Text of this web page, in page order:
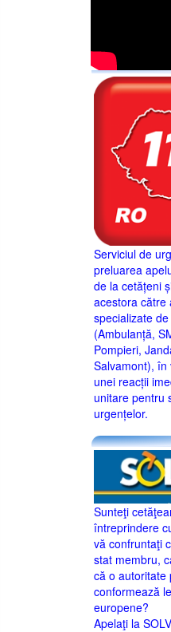
Serviciul de
preluarea
de la cetățeni
acestora către
specializate
(Ambulanță,
Pompieri,
Salvamont),
unei reacții
unitare pentru
urgențelor.
Sunteţi
întreprindere
vă confruntaţi
stat membru,
că o autoritate
conformează
europene?
Apelaţi la